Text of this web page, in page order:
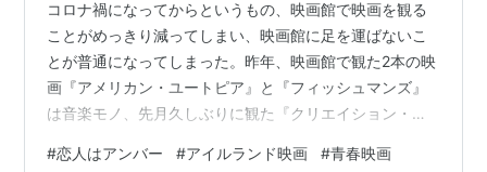
コロナ禍になってからというもの、映画館で映画を観る
ことがめっきり減ってしまい、映画館に足を運ばないこ
とが普通になってしまった。昨年、映画館で観た2本の映
画『アメリカン・ユートピア』と『フィッシュマンズ』
は音楽モノ、先月久しぶりに観た『クリエイション・ス
た映画しか行っていない。音楽映画に関しては、家の小
#恋人はアンバー #アイルランド映画 #青春映画